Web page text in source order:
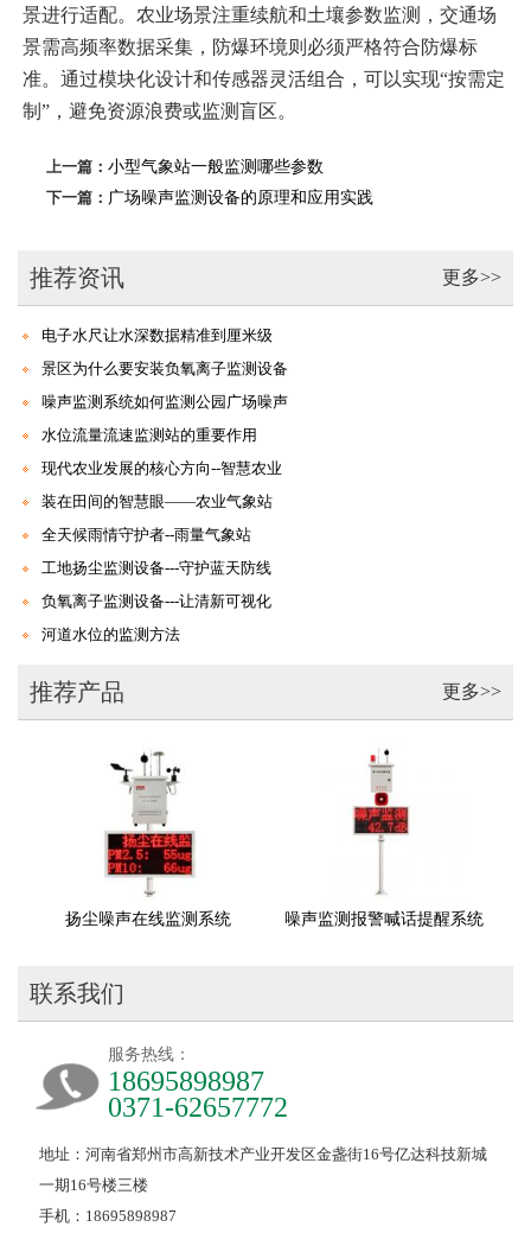
景进行适配。农业场景注重续航和土壤参数监测，交通场
景需高频率数据采集，防爆环境则必须严格符合防爆标
准。通过模块化设计和传感器灵活组合，可以实现“按需定
制”，避免资源浪费或监测盲区‌。
上一篇： 小型气象站一般监测哪些参数
下一篇： 广场噪声监测设备的原理和应用实践
推荐资讯 更多>>
电子水尺让水深数据精准到厘米级
景区为什么要安装负氧离子监测设备
噪声监测系统如何监测公园广场噪声
水位流量流速监测站的重要作用
现代农业发展的核心方向--智慧农业
装在田间的智慧眼——农业气象站
全天候雨情守护者--雨量气象站
工地扬尘监测设备---守护蓝天防线
负氧离子监测设备---让清新可视化
河道水位的监测方法
推荐产品 更多>>
扬尘噪声在线监测系统 噪声监测报警喊话提醒系统
联系我们
服务热线：
18695898987
0371-62657772
地址：河南省郑州市高新技术产业开发区金盏街16号亿达科技新城
一期16号楼三楼
手机：18695898987